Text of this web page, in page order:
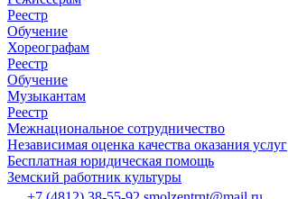
Реестр
Обучение
Хореографам
Реестр
Обучение
Музыкантам
Реестр
Межнациональное сотрудничество
Независимая оценка качества оказания услуг
Бесплатная юридическая помощь
Земский работник культуры